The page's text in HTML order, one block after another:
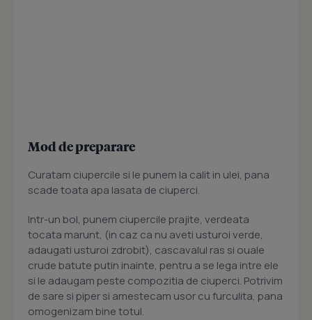
Mod de preparare
Curatam ciupercile si le punem la calit in ulei, pana
scade toata apa lasata de ciuperci.
Intr-un bol, punem ciupercile prajite, verdeata
tocata marunt, (in caz ca nu aveti usturoi verde,
adaugati usturoi zdrobit), cascavalul ras si ouale
crude batute putin inainte, pentru a se lega intre ele
si le adaugam peste compozitia de ciuperci. Potrivim
de sare si piper si amestecam usor cu furculita, pana
omogenizam bine totul.